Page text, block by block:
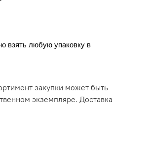
взять любую упаковку в
закупки может быть
экземпляре. Доставка